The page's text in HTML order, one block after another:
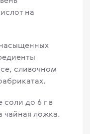
на
сливочном
до 6 г в
чайная ложка.